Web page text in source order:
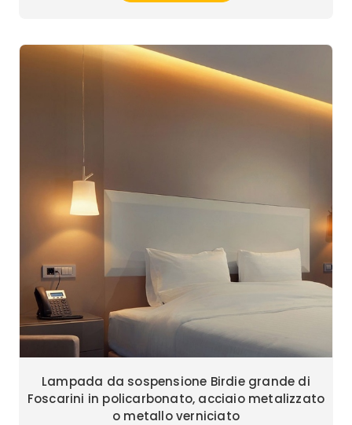
Lampada da sospensione Birdie grande di
Foscarini in policarbonato, acciaio metalizzato
o metallo verniciato